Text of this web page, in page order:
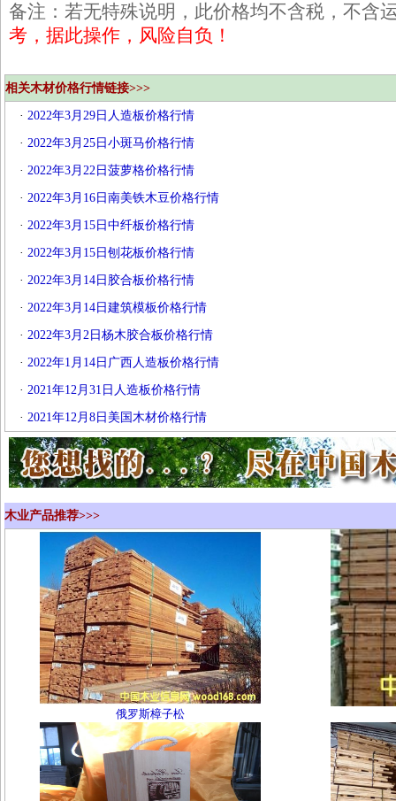
备注：若无特殊说明，此价格均不含税，不含
考，据此操作，风险自负！
相关木材价格行情链接>>>
· 2022年3月29日人造板价格行情
· 2022年3月25日小斑马价格行情
· 2022年3月22日菠萝格价格行情
· 2022年3月16日南美铁木豆价格行情
· 2022年3月15日中纤板价格行情
· 2022年3月15日刨花板价格行情
· 2022年3月14日胶合板价格行情
· 2022年3月14日建筑模板价格行情
· 2022年3月2日杨木胶合板价格行情
· 2022年1月14日广西人造板价格行情
· 2021年12月31日人造板价格行情
· 2021年12月8日美国木材价格行情
木业产品推荐>>>
俄罗斯樟子松